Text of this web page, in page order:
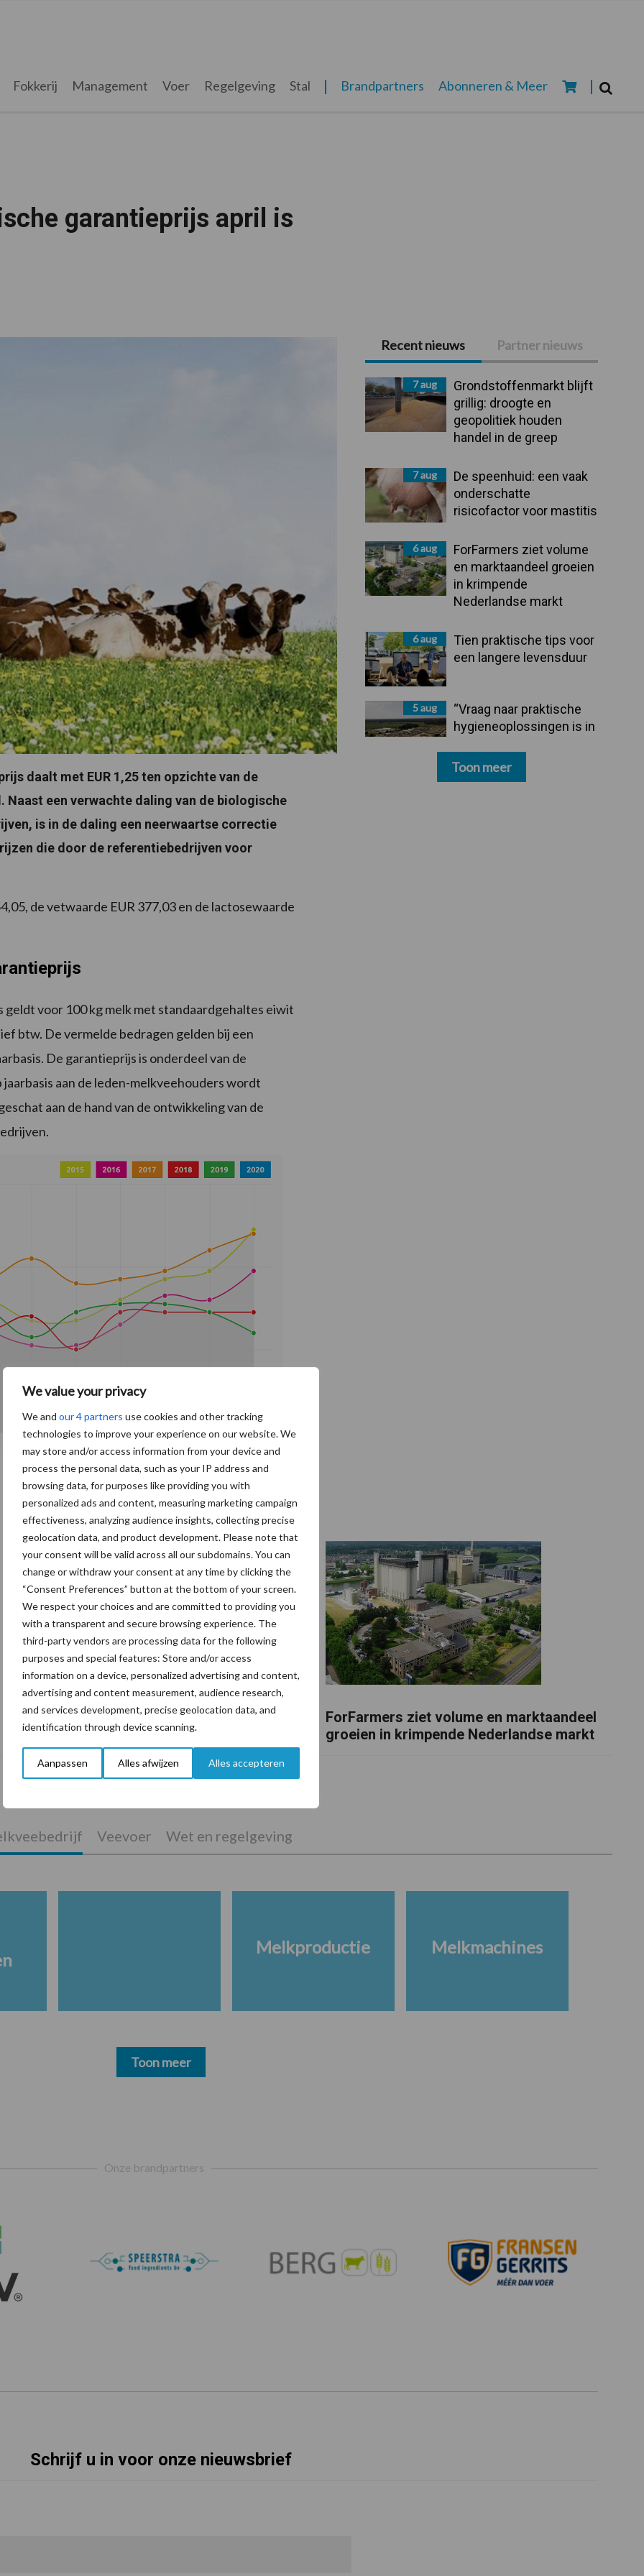
We value your privacy
We and our 4 partners use cookies and other tracking
technologies to improve your experience on our website. We
may store and/or access information from your device and
process the personal data, such as your IP address and
browsing data, for purposes like providing you with
personalized ads and content, measuring marketing campaign
effectiveness, analyzing audience insights, collecting precise
geolocation data, and product development. Please note that
your consent will be valid across all our subdomains. You can
change or withdraw your consent at any time by clicking the
“Consent Preferences” button at the bottom of your screen.
We respect your choices and are committed to providing you
with a transparent and secure browsing experience. The
third-party vendors are processing data for the following
purposes and special features: Store and/or access
information on a device, personalized advertising and content,
advertising and content measurement, audience research,
and services development, precise geolocation data, and
identification through device scanning.
Aanpassen Alles afwijzen Alles accepteren
Fokkerij Management Voer Regelgeving Stal Brandpartners Abonneren & Meer
garantieprijs april is
daalt met EUR 1,25 ten opzichte van de
Naast een verwachte daling van de biologische
is in de daling een neerwaartse correctie
die door de referentiebedrijven voor
de vetwaarde EUR 377,03 en de lactosewaarde
voor 100 kg melk met standaardgehaltes eiwit
btw. De vermelde bedragen gelden bij een
De garantieprijs is onderdeel van de
aan de leden-melkveehouders wordt
aan de hand van de ontwikkeling van de
Primaire
Sidebar
Recent nieuws Partner nieuws
7 aug
Grondstoffenmarkt blijft
grillig: droogte en
geopolitiek houden
handel in de greep
7 aug
De speenhuid: een vaak
onderschatte
risicofactor voor mastitis
6 aug
ForFarmers ziet volume
en marktaandeel groeien
in krimpende
Nederlandse markt
6 aug
Tien praktische tips voor
een langere levensduur
5 aug
“Vraag naar praktische
hygieneoplossingen is in
Toon meer
De speenhuid: een vaak onderschatte
risicofactor voor mastitis
ForFarmers ziet volume en marktaandeel
groeien in krimpende Nederlandse markt
Veevoer Wet en regelgeving
Melkproductie Melkmachines
Toon meer
Onze brandpartners
Schrijf u in voor onze nieuwsbrief